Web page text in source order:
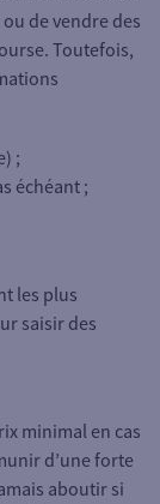
de vendre des
Toutefois,
;
échéant ;
les plus
saisir des
minimal en cas
d’une forte
aboutir si